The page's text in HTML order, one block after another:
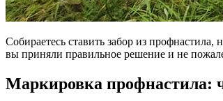
Собираетесь ставить забор из профнастила,
вы приняли правильное решение и не
Маркировка профнастила: